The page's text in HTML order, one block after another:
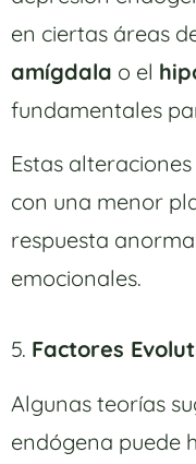
en ciertas áreas
amígdala o el
fundamentales
Estas
con una menor
respuesta
emocionales.
5. Factores
Algunas teorías
endógena puede